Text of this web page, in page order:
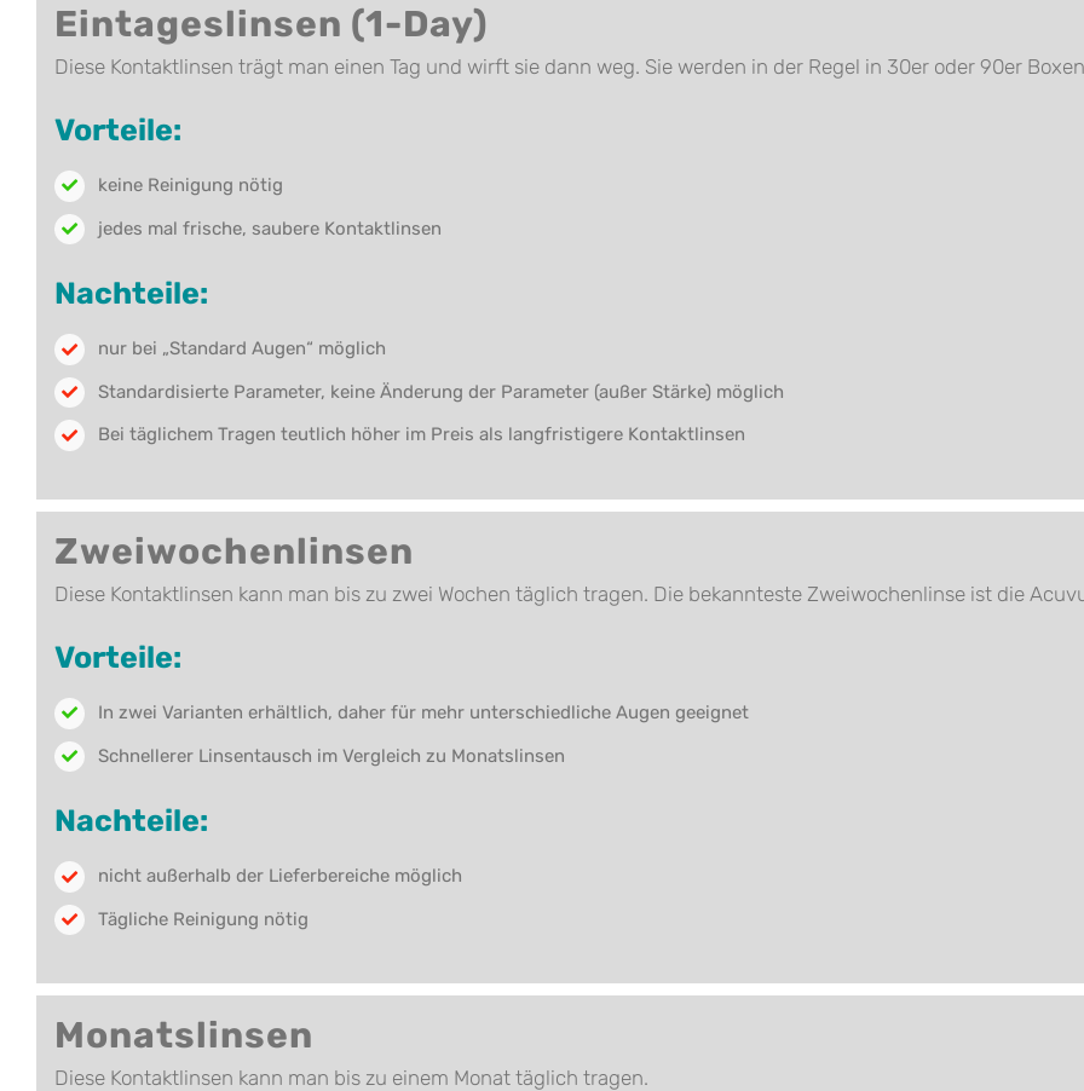
Eintageslinsen (1-Day)
Diese Kontaktlinsen trägt man einen Tag und wirft sie dann weg. Sie werden in der Regel in 30er oder 90er
Vorteile:
keine Reinigung nötig
jedes mal frische, saubere Kontaktlinsen
Nachteile:
nur bei „Standard Augen“ möglich
Standardisierte Parameter, keine Änderung der Parameter (außer Stärke) möglich
Bei täglichem Tragen teutlich höher im Preis als langfristigere Kontaktlinsen
Zweiwochenlinsen
Diese Kontaktlinsen kann man bis zu zwei Wochen täglich tragen. Die bekannteste Zweiwochenlinse ist die
Vorteile:
In zwei Varianten erhältlich, daher für mehr unterschiedliche Augen geeignet
Schnellerer Linsentausch im Vergleich zu Monatslinsen
Nachteile:
nicht außerhalb der Lieferbereiche möglich
Tägliche Reinigung nötig
Monatslinsen
Diese Kontaktlinsen kann man bis zu einem Monat täglich tragen.